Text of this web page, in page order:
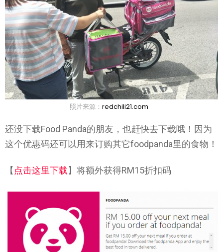
照片来源： redchili21.com
还没下载Food Panda的朋友，也赶快去下载哦！因为
这个优惠码还可以用来订购其它foodpanda里的食物！
【点击这里下载】将额外获得RM15折扣码